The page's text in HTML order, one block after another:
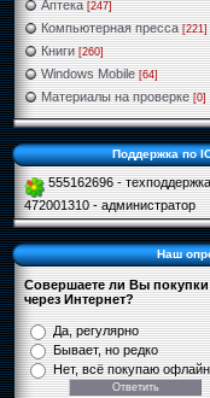
Аптека [247]
Компьютерная пресса [221]
Книги [260]
Windows Mobile [64]
Материалы на проверке [0]
Поддержка по
555162696 -
472001310 - администратор
Наш
Совершаете ли Вы покупки
через Интернет?
Да, регулярно
Бывает, но редко
Нет, всё покупаю офлайн